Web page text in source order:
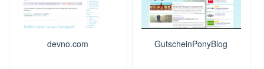
devno.com GutscheinPonyBlog